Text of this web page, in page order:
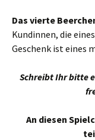
Das vierte
Kundinnen, die
Geschenk ist eines
Schreibt Ihr bitte
An diesen